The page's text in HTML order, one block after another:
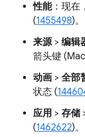
性能：现在
(1455498)。
来源> 编辑
箭头键
动画 > 全部
状态 (
应用 > 存储
(1462622)。